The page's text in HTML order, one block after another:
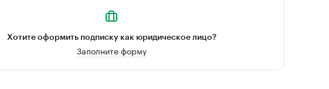
Хотите оформить подписку как юридическое лицо?
Заполните форму